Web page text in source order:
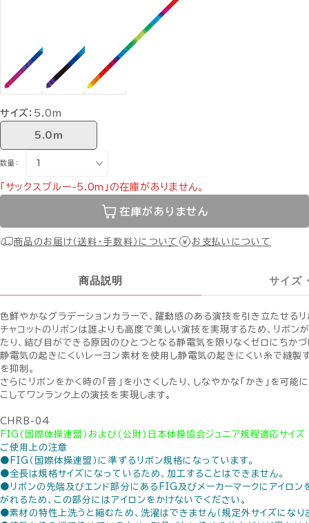
サイズ： 5.0m
5.0m
数量：
「サックスブルー-5.0m」の在庫がありません。
在庫がありません
商品のお届け（送料・手数料）について お支払いについて
商品説明 サイズ
色鮮やかなグラデーションカラーで、躍動感のある演技を引き立たせるリ
チャコットのリボンは誰よりも高度で美しい演技を実現するため、リボン
たり、結び目ができる原因のひとつとなる静電気を限りなくゼロにちかづ
静電気の起きにくいレーヨン素材を使用し静電気の起きにくい糸で縫製
を抑制。
さらにリボンをかく時の「音」を小さくしたり、しなやかな「かき」を可能
こしてワンランク上の演技を実現します。
CHRB-04
FIG(国際体操連盟）および(公財)日本体操協会ジュニア規程適応サイズ
ご使用上の注意
●FIG（国際体操連盟）に準ずるリボン規格になっています。
●全長は規格サイズになっているため、加工することはできません。
●リボンの先端及びエンド部分にあるFIG及びメーカーマークにアイロン
がれるため、この部分にはアイロンをかけないでください。
●素材の特性上洗うと縮むため、洗濯はできません（規定外サイズになり